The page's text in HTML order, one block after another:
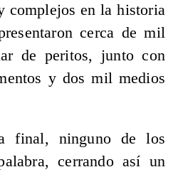
complejos en la historia
cerca de mil
de peritos, junto con
y dos mil medios
final, ninguno de los
cerrando así un